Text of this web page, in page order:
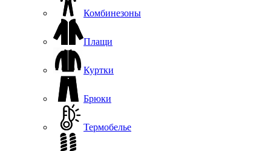
Комбинезоны
Плащи
Куртки
Брюки
Термобелье